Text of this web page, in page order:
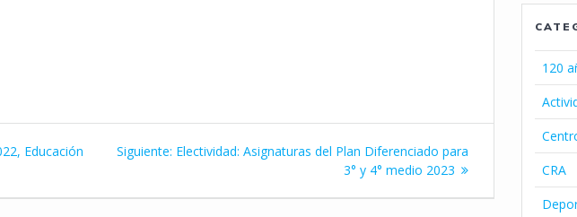
Educación
Siguiente: Siguiente
Electividad: Asignaturas del Plan Diferenciado para
3° y 4° medio 2023
120
CRA